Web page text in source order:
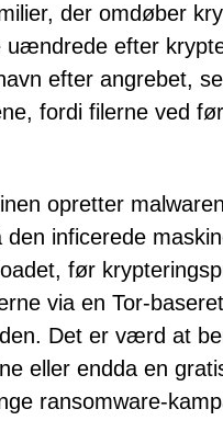
der omdøber
efter
efter angrebet,
fordi filerne ved
opretter
inficerede
før
via en Tor-
Det er værd at
eller endda en
ransomware-